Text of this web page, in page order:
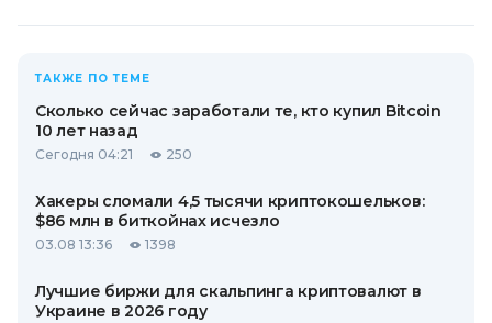
ТАКЖЕ ПО ТЕМЕ
Сколько сейчас заработали те, кто купил Bitcoin
10 лет назад
Сегодня 04:21 250
Хакеры сломали 4,5 тысячи криптокошельков:
$86 млн в биткойнах исчезло
03.08 13:36 1398
Лучшие биржи для скальпинга криптовалют в
Украине в 2026 году